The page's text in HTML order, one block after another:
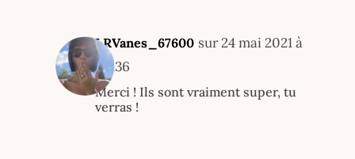
LRVanes_67600 sur 24 mai 2021 à
15h36
Merci ! Ils sont vraiment super, tu
verras !